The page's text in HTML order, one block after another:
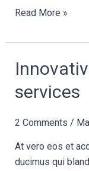
Read More »
services
2 Comments /
At vero eos et
ducimus qui
Innovative
and